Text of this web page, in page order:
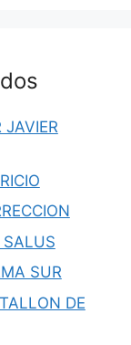
JAVIER
SALUS
SUR
DE